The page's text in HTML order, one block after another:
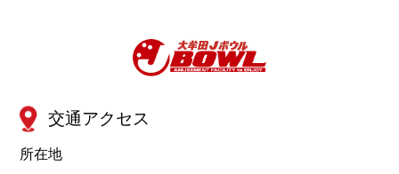
交通アクセス
所在地